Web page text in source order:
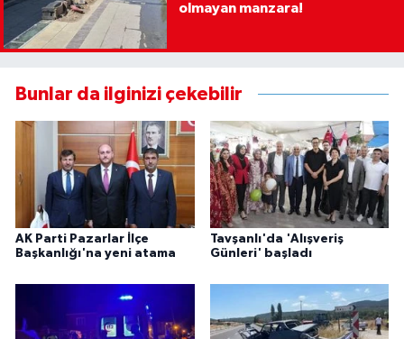
olmayan manzara!
Bunlar da ilginizi çekebilir
AK Parti Pazarlar İlçe
Başkanlığı'na yeni atama
Tavşanlı'da 'Alışveriş
Günleri' başladı